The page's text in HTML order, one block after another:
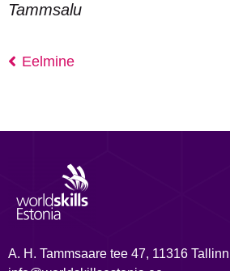
Tammsalu
Eelmine
A. H. Tammsaare tee 47, 11316 Tallinn